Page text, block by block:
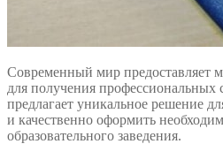
Современный мир предоставляет
для получения
предлагает уникальное решение
и качественно оформить
образовательного заведения.